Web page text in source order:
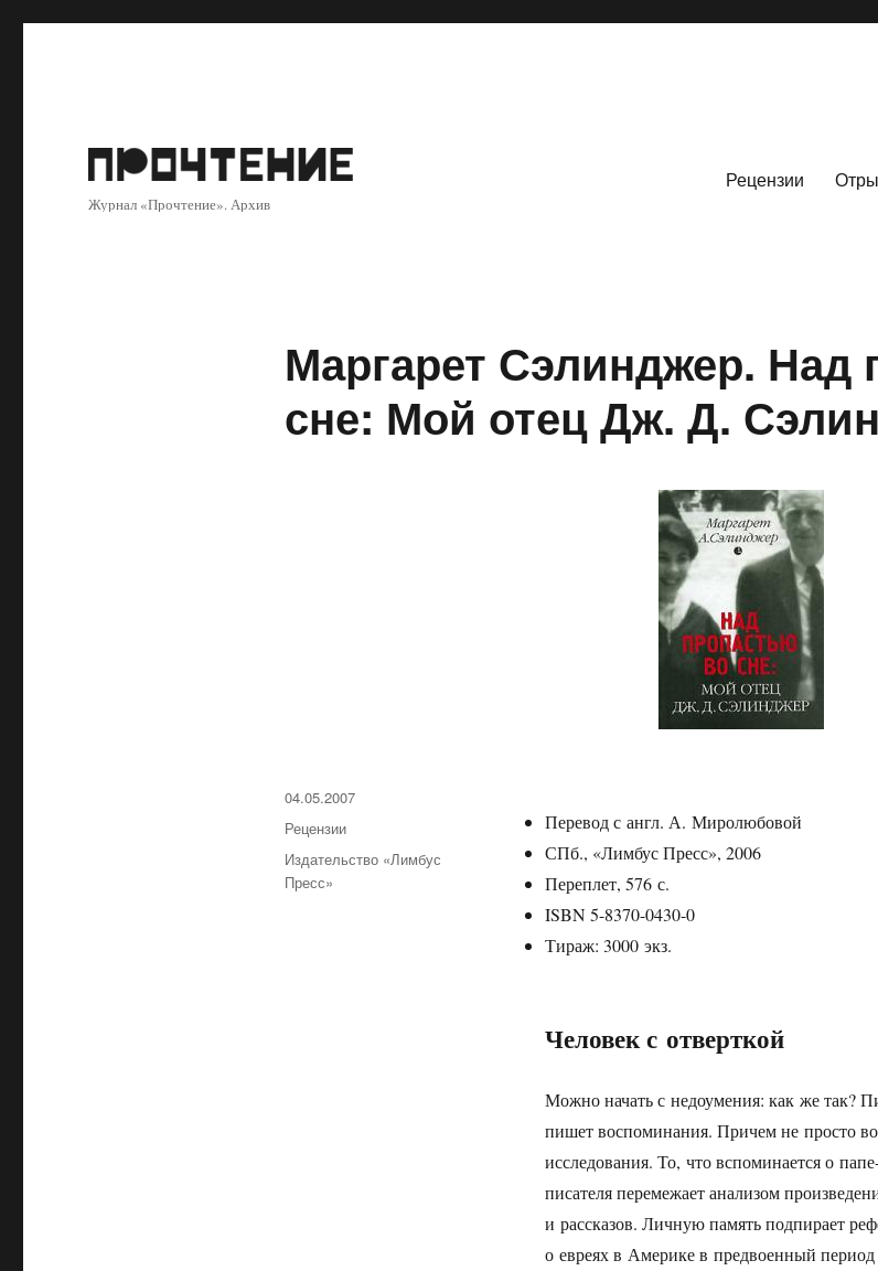
Журнал «Прочтение». Архив
Рецензии
Маргарет Сэлинджер. Над
сне: Мой отец Дж. Д.
Перевод с англ. А. Миролюбовой
СПб., «Лимбус Пресс», 2006
Переплет, 576 с.
ISBN 5-8370-0430-0
Тираж: 3000 экз.
Человек с отверткой
Можно начать с недоумения: как же так?
пишет воспоминания. Причем не просто
исследования. То, что вспоминается о
писателя перемежает анализом
и рассказов. Личную память подпирает
о евреях в Америке в предвоенный
Опубликовано
04.05.2007
Рубрики
Рецензии
Метки
Издательство «Лимбус
Пресс»